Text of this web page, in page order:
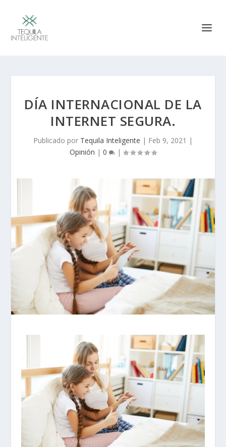
DÍA INTERNACIONAL DE LA
INTERNET SEGURA.
Publicado por Tequila Inteligente | Feb 9, 2021 |
Opinión | 0 |